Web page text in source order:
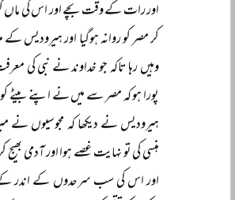
اور رات کے وقت بچے اور اس کی ماں
کر مصر کو روانہ ہوگیا اور
وہیں رہا تاکہ جو خداوند نے نبی کی
پورا ہو کہ مصر سے میں نے اپنے بیٹے
ہیرودیس نے دیکھا کہ مجوسیوں
ہنسی کی تو نہایت غصے ہوا اور آدمی بھیج
اور اس کی سب سرحدوں کے